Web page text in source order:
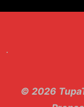
.
© 2026